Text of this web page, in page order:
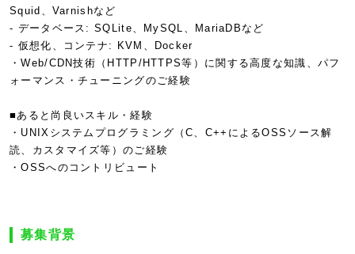
Squid、Varnishなど
- データベース: SQLite、MySQL、MariaDBなど
- 仮想化、コンテナ: KVM、Docker
・Web/CDN技術（HTTP/HTTPS等）に関する高度な知識、パフ
ォーマンス・チューニングのご経験
■あると尚良いスキル・経験
・UNIXシステムプログラミング（C、C++によるOSSソース解
読、カスタマイズ等）のご経験
・OSSへのコントリビュート
募集背景